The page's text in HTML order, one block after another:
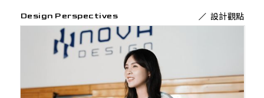
Design Perspectives 設計觀點